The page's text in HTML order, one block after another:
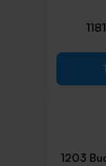
1203